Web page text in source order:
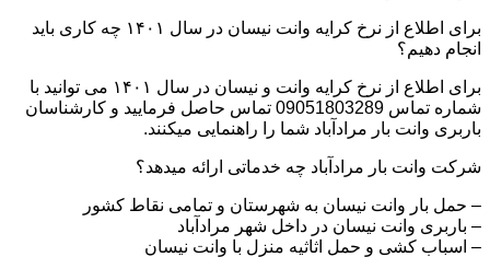
برای اطلاع از نرخ کرایه وانت نیسان در سال ۱۴۰۱ چه کاری باید
انجام دهیم؟
برای اطلاع از نرخ کرایه وانت و نیسان در سال ۱۴۰۱ می توانید با
شماره تماس 09051803289 تماس حاصل فرمایید و کارشناسان
باربری وانت بار مرادآباد شما را راهنمایی میکنند.
شرکت وانت بار مرادآباد چه خدماتی ارائه میدهد؟
– حمل بار وانت نیسان به شهرستان و تمامی نقاط کشور
– باربری وانت نیسان در داخل شهر مرادآباد
– اسباب کشی و حمل اثاثیه منزل با وانت نیسان